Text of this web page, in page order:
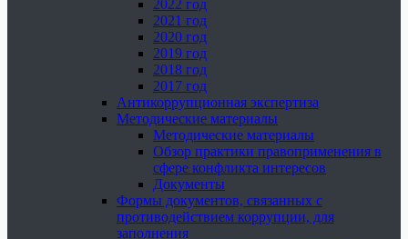
2022 год
2021 год
2020 год
2019 год
2018 год
2017 год
Антикоррупционная экспертиза
Методические материалы
Методические материалы
Обзор практики правоприменения в
сфере конфликта интересов
Документы
Формы документов, связанных с
противодействием коррупции, для
заполнения